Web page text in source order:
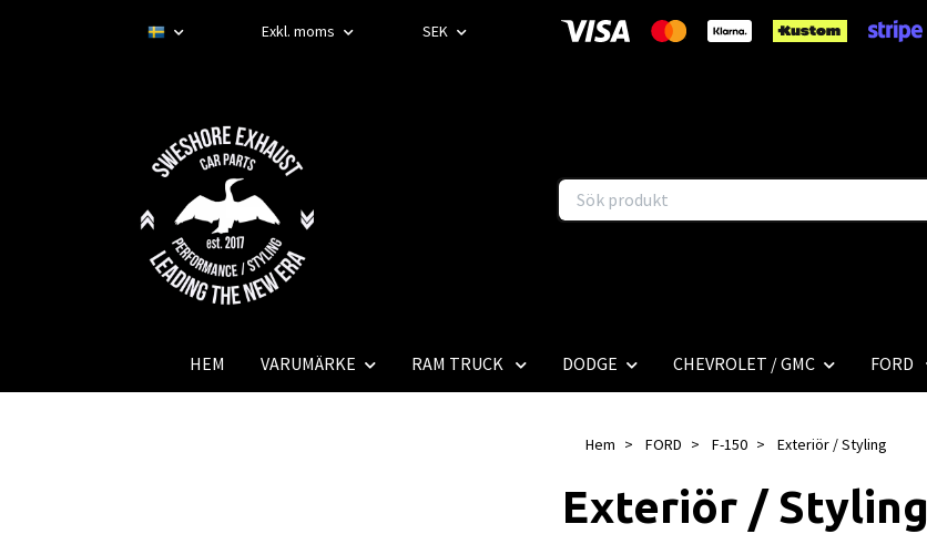
Exkl. moms SEK
HEM VARUMÄRKE RAM TRUCK DODGE CHEVROLET / GMC FORD
Hem FORD F-150 Exteriör / Styling
Exteriör / Styling